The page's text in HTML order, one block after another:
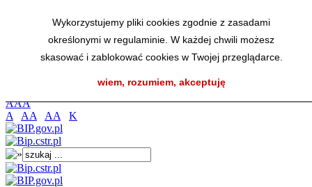
Wykorzystujemy pliki cookies zgodnie z zasadami
określonymi w regulaminie. W każdej chwili możesz
skasować i zablokować cookies w Twojej przeglądarce.
wiem, rozumiem, akceptuję
Przejdź do menu głównego
Przejdź do menu dolnego
Przejdź do mapy strony
Przejdź do wyszukiwarki
AAA
A
AA AA K